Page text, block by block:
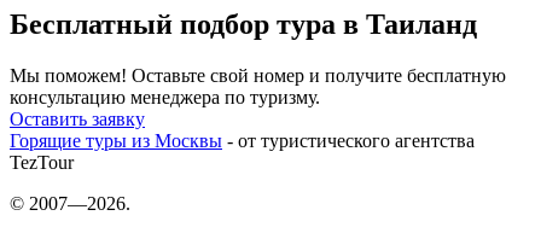
Бесплатный подбор тура в Таиланд
Мы поможем! Оставьте свой номер и получите бесплатную
консультацию менеджера по туризму.
Оставить заявку
Горящие туры из Москвы - от туристического агентства
TezTour
© 2007—2026.